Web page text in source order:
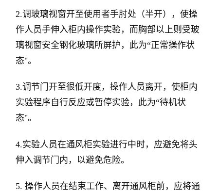
2.调玻璃视窗开至使用者手肘处（半开），使操
作人员手伸入柜内操作实验，而胸部以上则受玻
璃视窗安全钢化玻璃所屏护，此为“正常操作状
态"。
3.调节门开至很低开度，操作人员离开，使柜内
实验程序自行反应或暂停实验，此为“待机状
态"。
4.实验人员在通风柜实验进行中时，应避免将头
伸入调节门内，以避免危险。
5. 操作人员在结束工作、离开通风柜前，应将通